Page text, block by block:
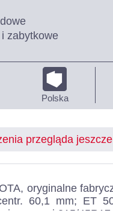
zabytkowe
Polska
przegląda
oryginalne
60,1 mm; ET
oponami 215/